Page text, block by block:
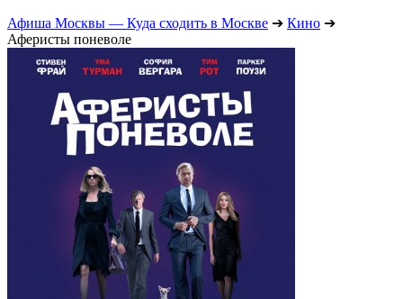
Афиша Москвы — Куда сходить в Москве ➔ Кино ➔
Аферисты поневоле